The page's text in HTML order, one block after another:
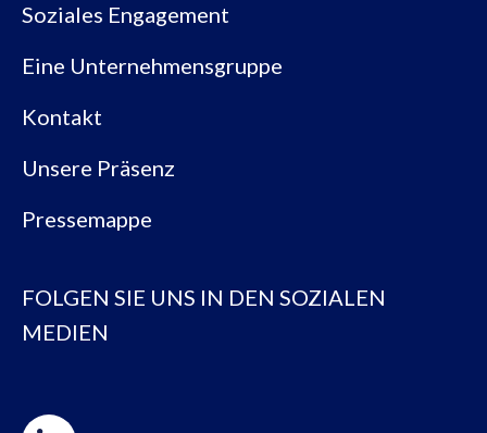
Soziales Engagement
Eine Unternehmensgruppe
Kontakt
Unsere Präsenz
Pressemappe
FOLGEN SIE UNS IN DEN SOZIALEN
MEDIEN